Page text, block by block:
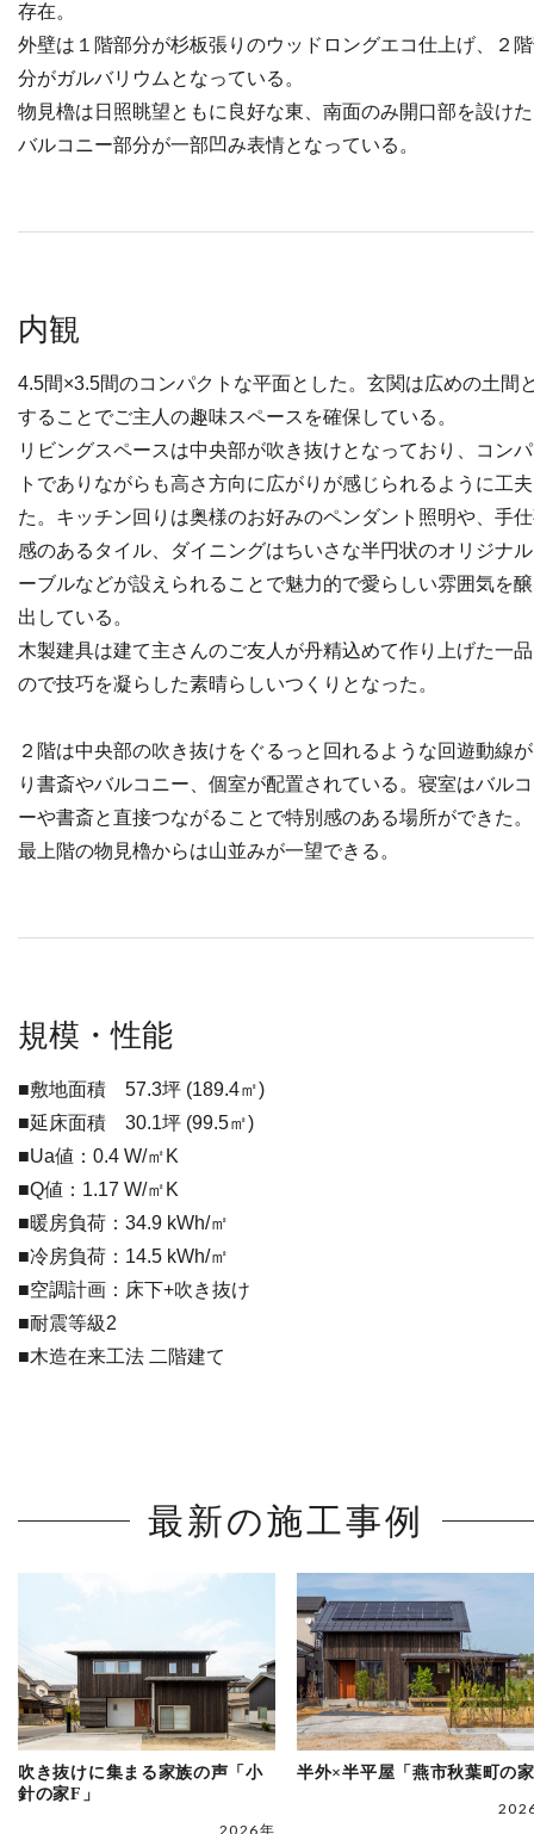
存在。
外壁は１階部分が杉板張りのウッドロングエコ仕上げ、２
分がガルバリウムとなっている。
物見櫓は日照眺望ともに良好な東、南面のみ開口部を設け
バルコニー部分が一部凹み表情となっている。
内観
4.5間×3.5間のコンパクトな平面とした。玄関は広めの土間
することでご主人の趣味スペースを確保している。
リビングスペースは中央部が吹き抜けとなっており、コン
トでありながらも高さ方向に広がりが感じられるように工
た。キッチン回りは奥様のお好みのペンダント照明や、手
感のあるタイル、ダイニングはちいさな半円状のオリジナ
ーブルなどが設えられることで魅力的で愛らしい雰囲気を
出している。
木製建具は建て主さんのご友人が丹精込めて作り上げた一
ので技巧を凝らした素晴らしいつくりとなった。
２階は中央部の吹き抜けをぐるっと回れるような回遊動線
り書斎やバルコニー、個室が配置されている。寝室はバル
ーや書斎と直接つながることで特別感のある場所ができた。
最上階の物見櫓からは山並みが一望できる。
規模・性能
■敷地面積 57.3坪 (189.4㎡)
■延床面積 30.1坪 (99.5㎡)
■Ua値：0.4 W/㎡K
■Q値：1.17 W/㎡K
■暖房負荷：34.9 kWh/㎡
■冷房負荷：14.5 kWh/㎡
■空調計画：床下+吹き抜け
■耐震等級2
■木造在来工法 二階建て
最新の施工事例
吹き抜けに集まる家族の声「小
針の家F」
2026年
半外×半平屋「燕市秋葉町の